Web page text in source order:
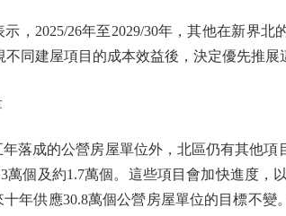
2025/26年至2029/30年，其他在新界北
同建屋項目的成本效益後，決定優先推展
成的公營房屋單位外，北區仍有其他項
個及約1.7萬個。這些項目會加快進度，
年供應30.8萬個公營房屋單位的目標不